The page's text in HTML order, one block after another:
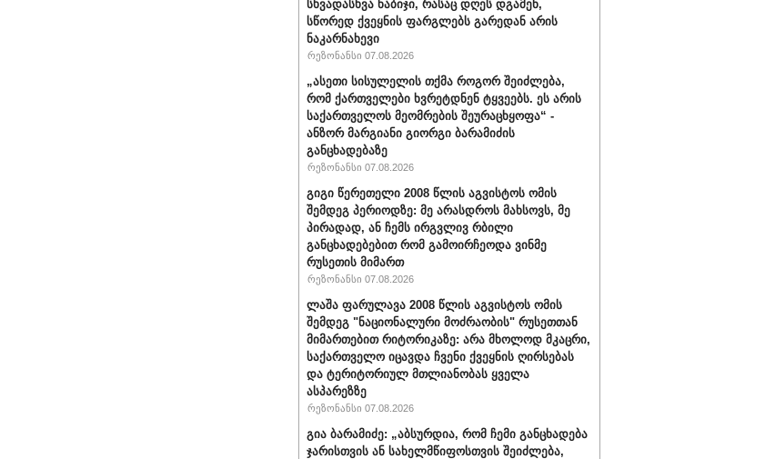
სხვადასხვა ნაბიჯი, რასაც დღეს დგამენ,
სწორედ ქვეყნის ფარგლებს გარედან არის
ნაკარნახევი
რეზონანსი 07.08.2026
„ასეთი სისულელის თქმა როგორ შეიძლება,
რომ ქართველები ხვრეტდნენ ტყვეებს. ეს არის
საქართველოს მეომრების შეურაცხყოფა“ -
ანზორ მარგიანი გიორგი ბარამიძის
განცხადებაზე
რეზონანსი 07.08.2026
გიგი წერეთელი 2008 წლის აგვისტოს ომის
შემდეგ პერიოდზე: მე არასდროს მახსოვს, მე
პირადად, ან ჩემს ირგვლივ რბილი
განცხადებებით რომ გამოირჩეოდა ვინმე
რუსეთის მიმართ
რეზონანსი 07.08.2026
ლაშა ფარულავა 2008 წლის აგვისტოს ომის
შემდეგ "ნაციონალური მოძრაობის" რუსეთთან
მიმართებით რიტორიკაზე: არა მხოლოდ მკაცრი,
საქართველო იცავდა ჩვენი ქვეყნის ღირსებას
და ტერიტორიულ მთლიანობას ყველა
ასპარეზზე
რეზონანსი 07.08.2026
გია ბარამიძე: „აბსურდია, რომ ჩემი განცხადება
ჯარისთვის ან სახელმწიფოსთვის შეიძლება,